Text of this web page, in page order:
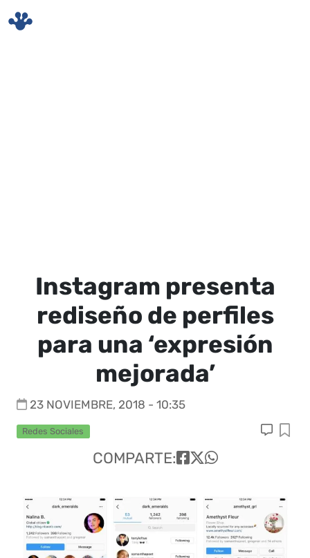
Instagram presenta
rediseño de perfiles
para una ‘expresión
mejorada’
23 NOVIEMBRE, 2018 - 10:35
Redes Sociales
COMPARTE: